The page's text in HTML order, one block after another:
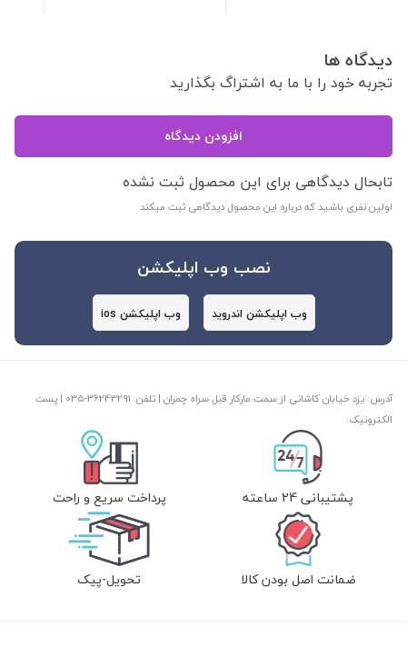
دیدگاه ها
تجربه خود را با ما به اشتراگ بگذارید
افزودن دیدگاه
تابحال دیدگاهی برای این محصول ثبت نشده
اولین نفری باشید که درباره این محصول دیدگاهی ثبت میکند
نصب وب اپلیکشن
وب اپلیکشن اندروید وب اپلیکشن ios
آدرس: یزد خیابان کاشانی از سمت مارکار قبل سراه چمران | تلفن: ‎035-36243291 | پست
الکترونیک:
پشتیبانی 24 ساعته پرداخت سریع و راحت
ضمانت اصل بودن کالا تحویل-پیک